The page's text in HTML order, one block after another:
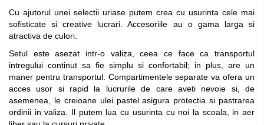
Cu ajutorul unei selectii uriase putem crea cu usurinta cele mai
sofisticate si creative lucrari. Accesoriile au o gama larga si
atractiva de culori.
Setul este asezat intr-o valiza, ceea ce face ca transportul
intregului continut sa fie simplu si confortabil; in plus, are un
maner pentru transportul. Compartimentele separate va ofera un
acces usor si rapid la lucrurile de care aveti nevoie si, de
asemenea, le creioane ulei pastel asigura protectia si pastrarea
ordinii in valiza. Il putem lua cu usurinta cu noi la scoala, in aer